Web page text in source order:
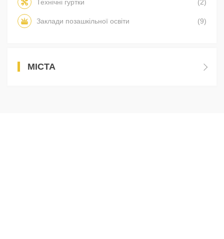
Технічні гуртки (2)
Заклади позашкільної освіти (9)
МІСТА